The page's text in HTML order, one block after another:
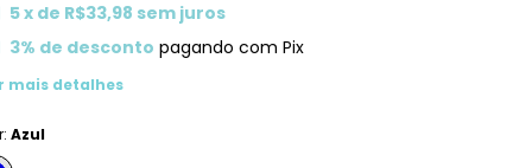
5x de R$33,98 sem juros
3% de desconto pagando com Pix
mais detalhes
Azul